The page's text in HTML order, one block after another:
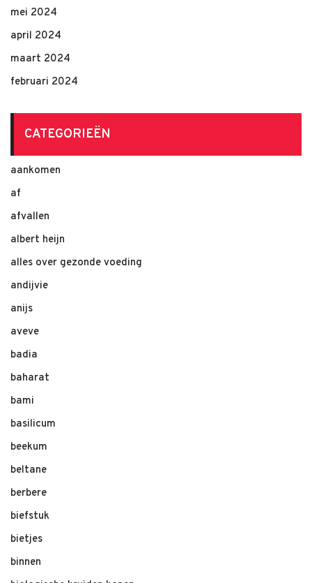
mei 2024
april 2024
maart 2024
februari 2024
CATEGORIEËN
aankomen
af
afvallen
albert heijn
alles over gezonde voeding
andijvie
anijs
aveve
badia
baharat
bami
basilicum
beekum
beltane
berbere
biefstuk
bietjes
binnen